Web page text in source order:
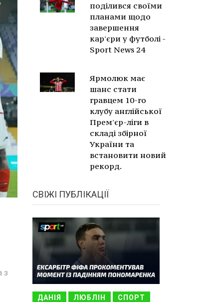
з
поділився своїми
планами щодо
завершення
кар'єри у футболі -
Sport News 24
Ярмолюк має
шанс стати
гравцем 10-го
клубу англійської
Прем'єр-ліги в
складі збірної
України та
встановити новий
рекорд.
СВІЖІ ПУБЛІКАЦІЇ
ДАНІЯ ЛЮБЛІН СПОРТ